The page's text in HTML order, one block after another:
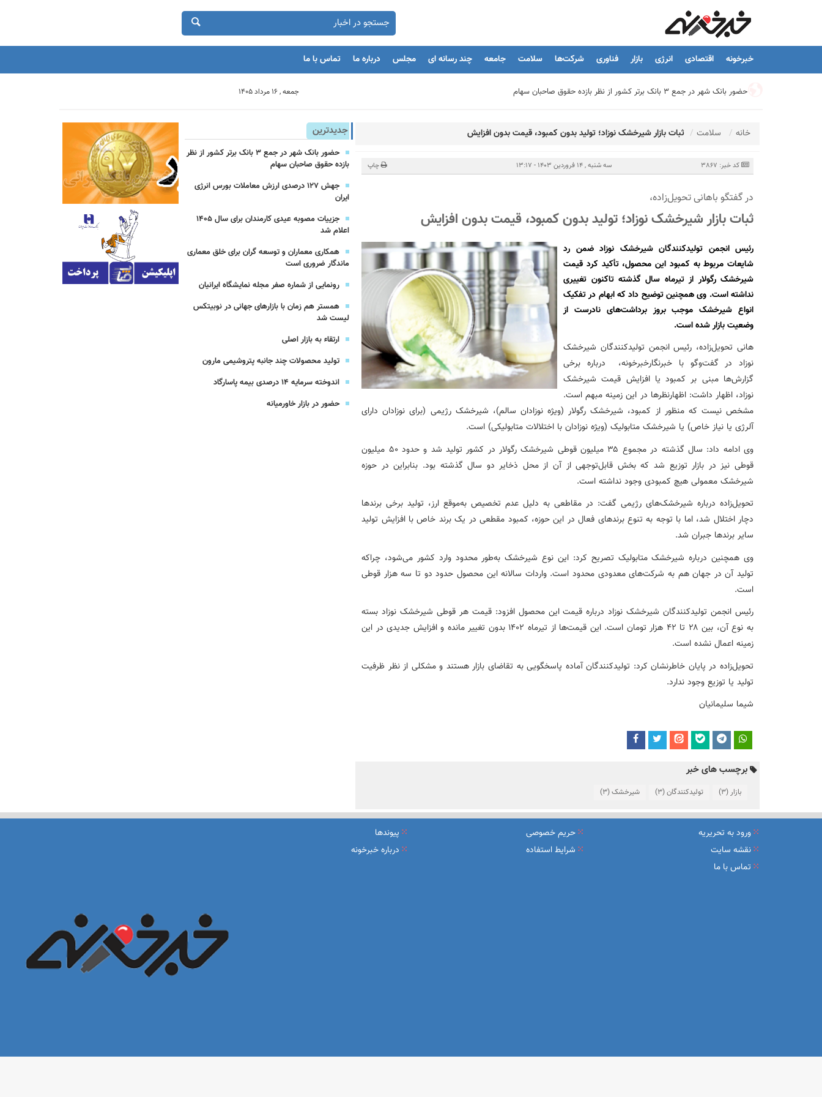
خبرخونه اقتصادی انرژی بازار فناوری شرکت‌ها سلامت جامعه چند رسانه ای مجلس درباره ما تماس با ما
حضور بانک شهر در جمع ۳ بانک برتر کشور از نظر بازده حقوق صاحبان سهام
تیما، محصول جدید بانك ملت؛ ابزاری برای كمك به مدیریت مالی بنگاه های اقتصادی
توسعه درمانگاه فوق تخصصی بیمارستان بهارلو با حمایت بانک سامان
هشدار نایب رئیس اتحادیه املاک: فروش متری مسکن می‌تواند سرمایه‌گذاران را با بحران مواجه کند
نشست تشریح برنامه های عملیاتی شعب در سال جاری با حضور مدیرعامل و مدیران ارشد بانک
عقد تفاهم نامه عرضه محصول «مستمری مادام العمر ارس» بین شرکت بیمه باران و گروه صنعتی انتخاب
وزیر اقتصاد در جمع خبرنگاران در اسلامشهر: در اجرای قانون تسهیل مجوزهای كسب‌و‌كار بی‌اغماض عمل می‌كنیم
آغاز فرایند اجرایی طرح مولدسازی بعد از نوروز
طرح آتیه ملی ؛ محصول جدید و منحصربفرد بانک ملی ایران
جمعه , 16 مرداد 1405
خانه سلامت ثبات بازار شیرخشک نوزاد؛ تولید بدون کمبود، قیمت بدون افزایش
کد خبر: 3867 سه شنبه , 14 فروردین 1403 - 13:17 چاپ
در گفتگو باهانی تحویل‌زاده،
ثبات بازار شیرخشک نوزاد؛ تولید بدون کمبود، قیمت بدون افزایش
رئیس انجمن تولیدکنندگان شیرخشک نوزاد ضمن رد
شایعات مربوط به کمبود این محصول، تأکید کرد قیمت
شیرخشک رگولار از تیرماه سال گذشته تاکنون تغییری
نداشته است. وی همچنین توضیح داد که ابهام در تفکیک
انواع شیرخشک موجب بروز برداشت‌های نادرست از
وضعیت بازار شده است.
هانی تحویل‌زاده، رئیس انجمن تولیدکنندگان شیرخشک
نوزاد در گفت‌وگو با خبرنگارخبرخونه، درباره برخی
گزارش‌ها مبنی بر کمبود یا افزایش قیمت شیرخشک
نوزاد، اظهار داشت: اظهارنظرها در این زمینه مبهم است.
مشخص نیست که منظور از کمبود، شیرخشک رگولار (ویژه نوزادان سالم)، شیرخشک رژیمی (برای نوزادان دارای
آلرژی یا نیاز خاص) یا شیرخشک متابولیک (ویژه نوزادان با اختلالات متابولیکی) است.
وی ادامه داد: سال گذشته در مجموع ۳۵ میلیون قوطی شیرخشک رگولار در کشور تولید شد و حدود ۵۰ میلیون
قوطی نیز در بازار توزیع شد که بخش قابل‌توجهی از آن از محل ذخایر دو سال گذشته بود. بنابراین در حوزه
شیرخشک معمولی هیچ کمبودی وجود نداشته است.
تحویل‌زاده درباره شیرخشک‌های رژیمی گفت: در مقاطعی به دلیل عدم تخصیص به‌موقع ارز، تولید برخی برندها
دچار اختلال شد، اما با توجه به تنوع برندهای فعال در این حوزه، کمبود مقطعی در یک برند خاص با افزایش تولید
سایر برندها جبران شد.
وی همچنین درباره شیرخشک متابولیک تصریح کرد: این نوع شیرخشک به‌طور محدود وارد کشور می‌شود، چراکه
تولید آن در جهان هم به شرکت‌های معدودی محدود است. واردات سالانه این محصول حدود دو تا سه هزار قوطی
است.
رئیس انجمن تولیدکنندگان شیرخشک نوزاد درباره قیمت این محصول افزود: قیمت هر قوطی شیرخشک نوزاد بسته
به نوع آن، بین ۲۸ تا ۴۲ هزار تومان است. این قیمت‌ها از تیرماه ۱۴۰۲ بدون تغییر مانده و افزایش جدیدی در این
زمینه اعمال نشده است.
تحویل‌زاده در پایان خاطرنشان کرد: تولیدکنندگان آماده پاسخگویی به تقاضای بازار هستند و مشکلی از نظر ظرفیت
تولید یا توزیع وجود ندارد.
شیما سلیمانیان
برچسب های خبر
بازار (3) تولیدکنندگان(3) شیرخشک(3)
جدیدترین
حضور بانک شهر در جمع ۳ بانک برتر کشور از نظر
بازده حقوق صاحبان سهام
جهش ۱۲۷ درصدی ارزش معاملات بورس انرژی
ایران
جزییات مصوبه عیدی کارمندان برای سال 1405
اعلام شد
همکاری معماران و توسعه گران برای خلق معماری
ماندگار ضروری است
رونمایی از شماره صفر مجله نمایشگاه ایرانیان
همستر هم زمان با بازارهای جهانی در نوبیتکس
لیست شد
ارتقاء به بازار اصلی
تولید محصولات چند جانبه پتروشیمی مارون
اندوخته سرمایه 14 درصدی بیمه پاسارگاد
حضور در بازار خاورمیانه
ورود به تحریریه
نقشه سایت
تماس با ما
حریم خصوصی
شرایط استفاده
پیوندها
درباره خبرخونه